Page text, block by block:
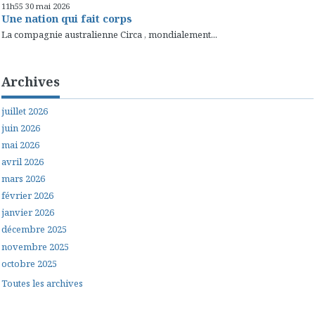
11h55 30 mai 2026
Une nation qui fait corps
La compagnie australienne Circa , mondialement...
Archives
juillet 2026
juin 2026
mai 2026
avril 2026
mars 2026
février 2026
janvier 2026
décembre 2025
novembre 2025
octobre 2025
Toutes les archives